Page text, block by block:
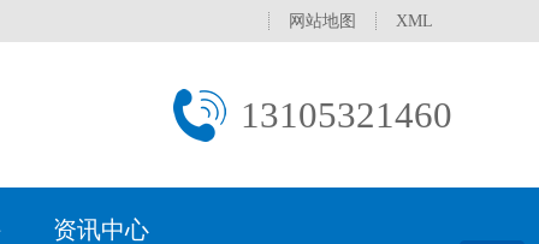
网站地图 XML
13105321460
资讯中心